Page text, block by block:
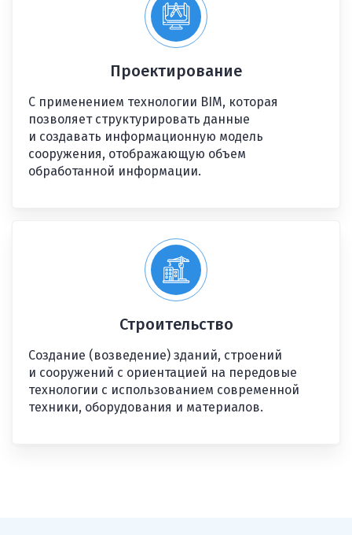
Проектирование
С применением технологии BIM, которая
позволяет структурировать данные
и создавать информационную модель
сооружения, отображающую объем
обработанной информации.
Строительство
Создание (возведение) зданий, строений
и сооружений с ориентацией на передовые
технологии с использованием современной
техники, оборудования и материалов.